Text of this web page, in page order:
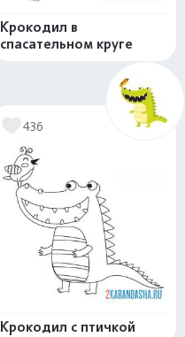
Крокодил в
спасательном круге
436
Крокодил с птичкой